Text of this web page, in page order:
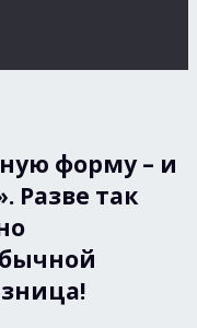
форму – и
Разве так